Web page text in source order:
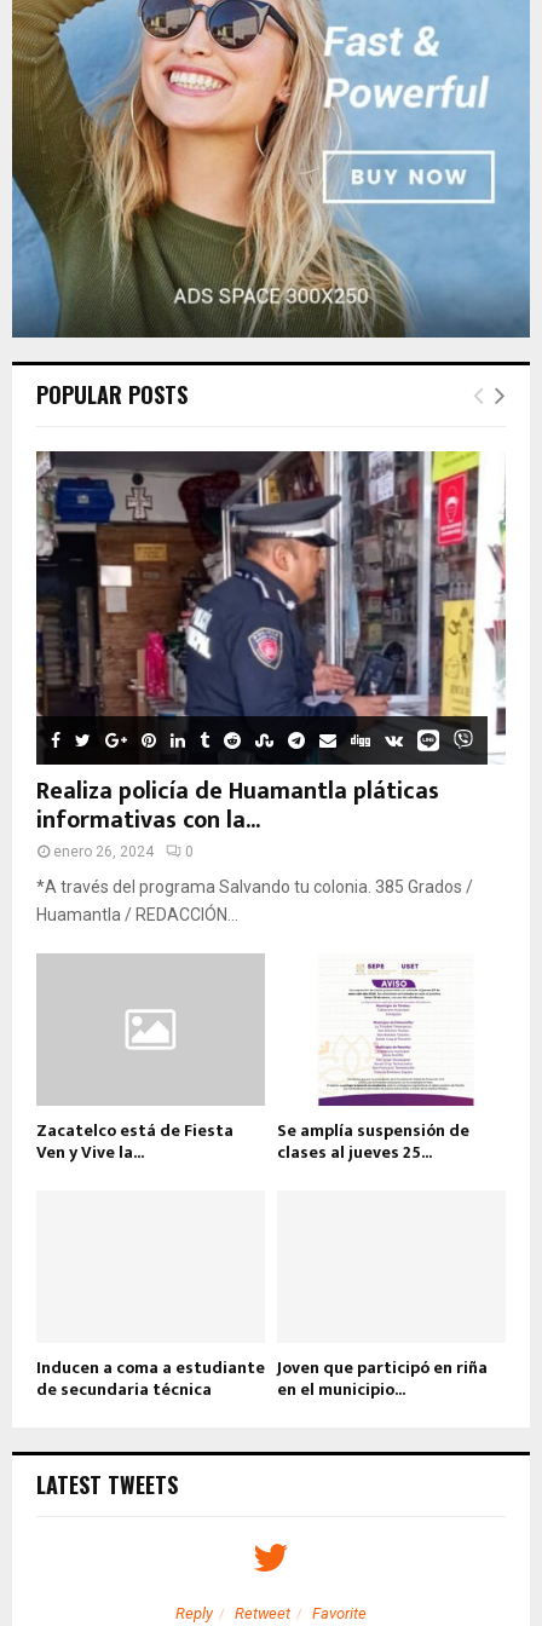
r
:
C
POPULAR POSTS
Realiza policía de Huamantla pláticas
informativas con la...
enero 26, 2024 0
*A través del programa Salvando tu colonia. 385 Grados /
Huamantla / REDACCIÓN...
Zacatelco está de Fiesta
Ven y Vive la...
Se amplía suspensión de
clases al jueves 25...
Inducen a coma a estudiante
de secundaria técnica
Joven que participó en riña
en el municipio...
LATEST TWEETS
Reply Retweet Favorite